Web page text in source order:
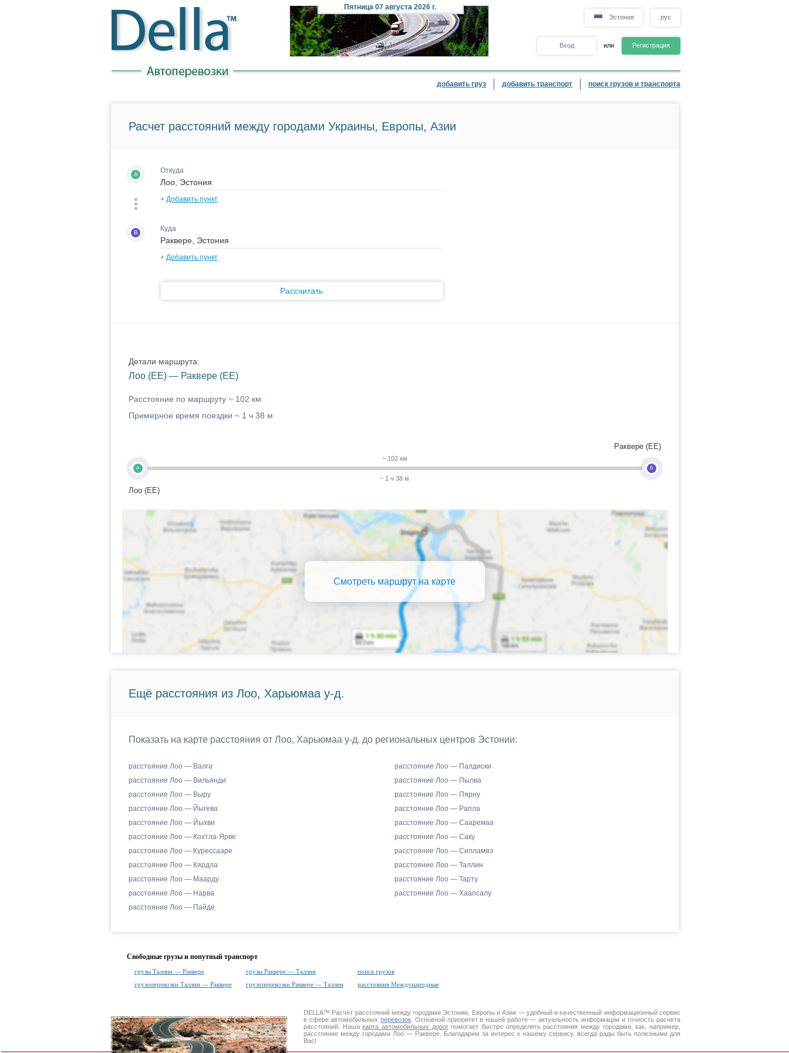
Пятница07 августа 2026 г.
Эстония рус
Вход или Регистрация
добавить груз добавить транспорт поиск грузов и транспорта
Расчет расстояний между городами Украины, Европы, Азии
A Откуда
+ Добавить пункт
B Куда
+ Добавить пункт
Рассчитать
Детали маршрута:
Лоо (EE) — Раквере (EE)
Расстояние по маршруту ~ 102 км
Примерное время поездки ~ 1 ч 38 м
A
Лоо (EE)
~ 102 км
~ 1 ч 38 м
B
Раквере (EE)
Смотреть маршрут на карте
Ещё расстояния из Лоо, Харьюмаа у-д.
Показать на карте расстояния от Лоо, Харьюмаа у-д. до региональных центров Эстонии:
расстояние Лоо — Валга
расстояние Лоо — Вильянди
расстояние Лоо — Выру
расстояние Лоо — Йыгева
расстояние Лоо — Йыхви
расстояние Лоо — Кохтла-Ярве
расстояние Лоо — Курессааре
расстояние Лоо — Кярдла
расстояние Лоо — Маарду
расстояние Лоо — Нарва
расстояние Лоо — Пайде
расстояние Лоо — Палдиски
расстояние Лоо — Пылва
расстояние Лоо — Пярну
расстояние Лоо — Рапла
расстояние Лоо — Сааремаа
расстояние Лоо — Саку
расстояние Лоо — Силламяэ
расстояние Лоо — Таллин
расстояние Лоо — Тарту
расстояние Лоо — Хаапсалу
Свободные грузы и попутный транспорт
грузы Таллин — Раквере грузы Раквере — Таллин
поиск грузов
грузоперевозки Таллин — Раквере
грузоперевозки Раквере — Таллин расстояния Международные
DELLA™ Расчет расстояниймежду городами Эстонии, Европы и Азии — удобный и качественный информационный сервис
в сфере автомобильныхперевозок . Основной приоритет в нашей работе — актуальность информации и точность расчета
расстояний. Нашакарта автомобильных дорогпомогает быстро определять расстояния между городами, как, например,
расстояние между городами Лоо — Раквере. Благодарим за интерес к нашему сервису, всегда рады быть полезными для
Вас!